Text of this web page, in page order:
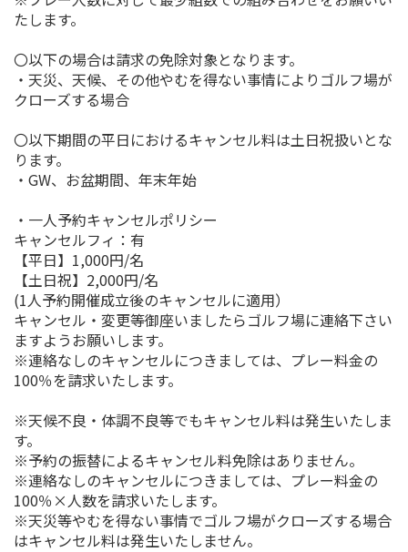
たします。
〇以下の場合は請求の免除対象となります。
・天災、天候、その他やむを得ない事情によりゴルフ場が
クローズする場合
〇以下期間の平日におけるキャンセル料は土日祝扱いとな
ります。
・GW、お盆期間、年末年始
・一人予約キャンセルポリシー
キャンセルフィ：有
【平日】1,000円/名
【土日祝】2,000円/名
(1人予約開催成立後のキャンセルに適用）
キャンセル・変更等御座いましたらゴルフ場に連絡下さい
ますようお願いします。
※連絡なしのキャンセルにつきましては、プレー料金の
100％を請求いたします。
※天候不良・体調不良等でもキャンセル料は発生いたしま
す。
※予約の振替によるキャンセル料免除はありません。
※連絡なしのキャンセルにつきましては、プレー料金の
100％×人数を請求いたします。
※天災等やむを得ない事情でゴルフ場がクローズする場合
はキャンセル料は発生いたしません。